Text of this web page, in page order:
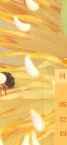
日
-
05
12
19